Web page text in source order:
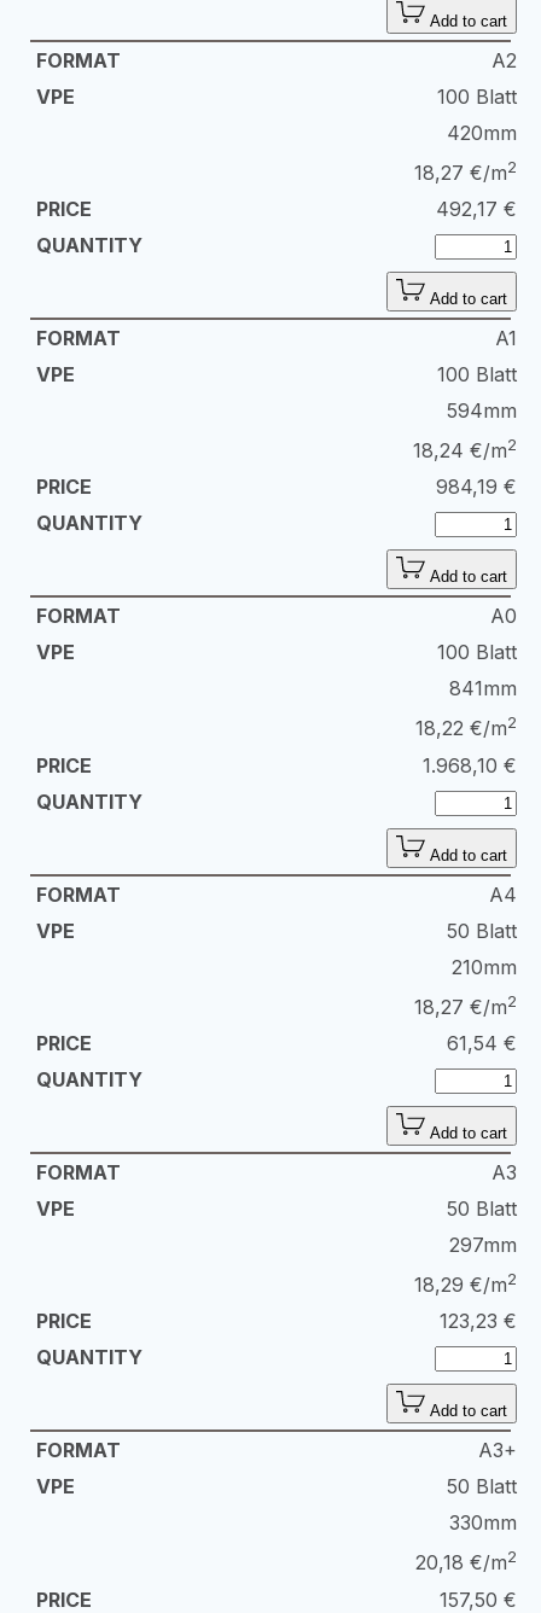
Add to cart
A2
100 Blatt
420mm
18,27 €/m2
492,17 €
Add to cart
A1
100 Blatt
594mm
18,24 €/m2
984,19 €
Add to cart
A0
100 Blatt
841mm
18,22 €/m2
1.968,10 €
Add to cart
A4
50 Blatt
210mm
18,27 €/m2
61,54 €
Add to cart
A3
50 Blatt
297mm
18,29 €/m2
123,23 €
Add to cart
A3+
50 Blatt
330mm
20,18 €/m2
157,50 €